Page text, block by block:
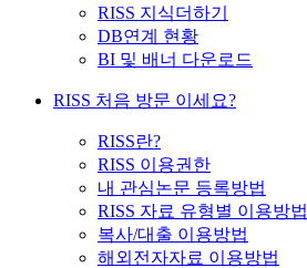
RISS 지식더하기
DB연계 현황
BI 및 배너 다운로드
RISS 처음 방문 이세요?
RISS란?
RISS 이용권한
내 관심논문 등록방법
RISS 자료 유형별 이용방법
복사/대출 이용방법
해외전자자료 이용방법